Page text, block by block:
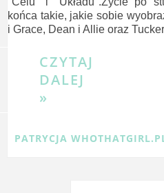
końca takie, jakie sobie
i Grace, Dean i Allie oraz
CZYTAJ
DALEJ
»
PATRYCJA